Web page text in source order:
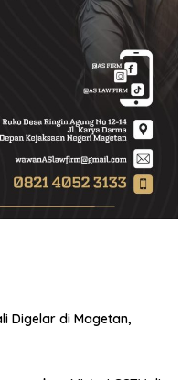
Digelar di Magetan,